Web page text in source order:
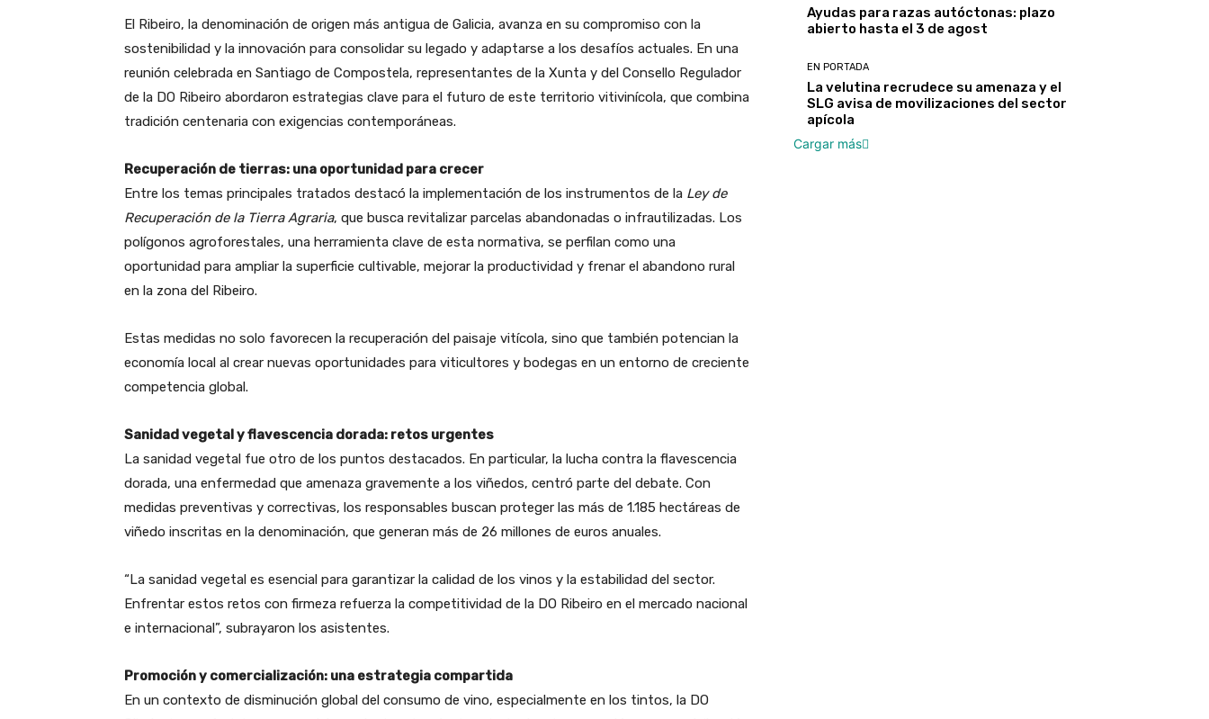
El Ribeiro, la denominación de origen más antigua de Galicia, avanza en su compromiso con la
sostenibilidad y la innovación para consolidar su legado y adaptarse a los desafíos actuales. En una
reunión celebrada en Santiago de Compostela, representantes de la Xunta y del Consello Regulador
de la DO Ribeiro abordaron estrategias clave para el futuro de este territorio vitivinícola, que combina
tradición centenaria con exigencias contemporáneas.
Recuperación de tierras: una oportunidad para crecer
Entre los temas principales tratados destacó la implementación de los instrumentos de la Ley de
Recuperación de la Tierra Agraria, que busca revitalizar parcelas abandonadas o infrautilizadas. Los
polígonos agroforestales, una herramienta clave de esta normativa, se perfilan como una
oportunidad para ampliar la superficie cultivable, mejorar la productividad y frenar el abandono rural
en la zona del Ribeiro.
Estas medidas no solo favorecen la recuperación del paisaje vitícola, sino que también potencian la
economía local al crear nuevas oportunidades para viticultores y bodegas en un entorno de creciente
competencia global.
Sanidad vegetal y flavescencia dorada: retos urgentes
La sanidad vegetal fue otro de los puntos destacados. En particular, la lucha contra la flavescencia
dorada, una enfermedad que amenaza gravemente a los viñedos, centró parte del debate. Con
medidas preventivas y correctivas, los responsables buscan proteger las más de 1.185 hectáreas de
viñedo inscritas en la denominación, que generan más de 26 millones de euros anuales.
“La sanidad vegetal es esencial para garantizar la calidad de los vinos y la estabilidad del sector.
Enfrentar estos retos con firmeza refuerza la competitividad de la DO Ribeiro en el mercado nacional
e internacional”, subrayaron los asistentes.
Promoción y comercialización: una estrategia compartida
En un contexto de disminución global del consumo de vino, especialmente en los tintos, la DO
Ayudas para razas autóctonas: plazo
abierto hasta el 3 de agost
EN PORTADA
La velutina recrudece su amenaza y el
SLG avisa de movilizaciones del sector
apícola
Cargar más